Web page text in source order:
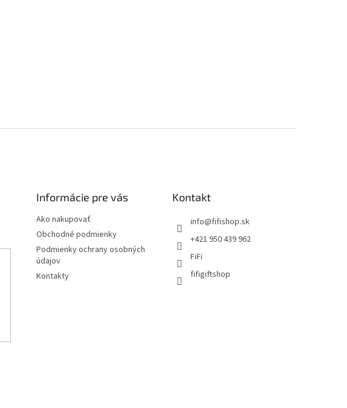
Informácie pre vás
Ako nakupovať
Obchodné podmienky
Podmienky ochrany osobných
údajov
Kontakty
Kontakt
info@fifishop.sk
+421 950 439 962
FiFi
fifigiftshop